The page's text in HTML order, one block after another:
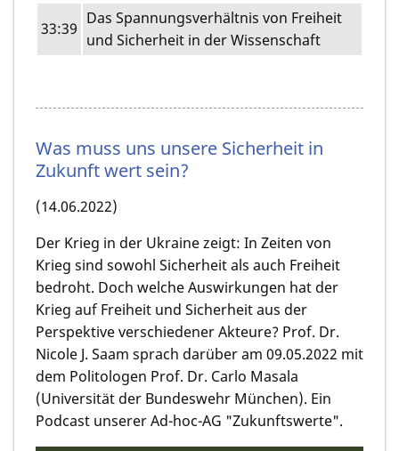
33:39
Das Spannungsverhältnis von Freiheit
und Sicherheit in der Wissenschaft
Was muss uns unsere Sicherheit in
Zukunft wert sein?
(14.06.2022)
Der Krieg in der Ukraine zeigt: In Zeiten von
Krieg sind sowohl Sicherheit als auch Freiheit
bedroht. Doch welche Auswirkungen hat der
Krieg auf Freiheit und Sicherheit aus der
Perspektive verschiedener Akteure? Prof. Dr.
Nicole J. Saam sprach darüber am 09.05.2022 mit
dem Politologen Prof. Dr. Carlo Masala
(Universität der Bundeswehr München). Ein
Podcast unserer Ad-hoc-AG "Zukunftswerte".